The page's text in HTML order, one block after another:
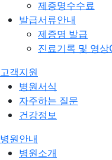
제증명수수료
발급서류안내
제증명 발급
진료기록 및 영
고객지원
병원서식
자주하는 질문
건강정보
병원안내
병원소개